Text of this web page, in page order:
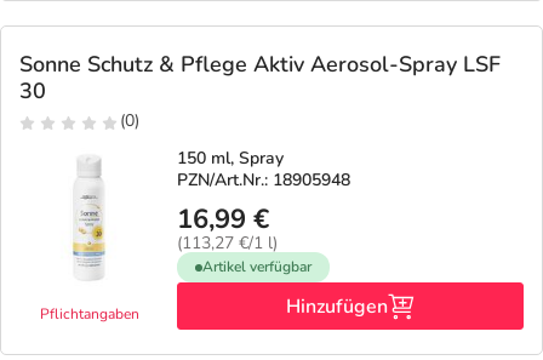
Sonne Schutz & Pflege Aktiv Aerosol-Spray LSF
30
(0)
Pflichtangaben
150 ml, Spray
PZN/Art.Nr.: 18905948
16,99 €
(113,27 €/1 l)
Artikel verfügbar
Hinzufügen